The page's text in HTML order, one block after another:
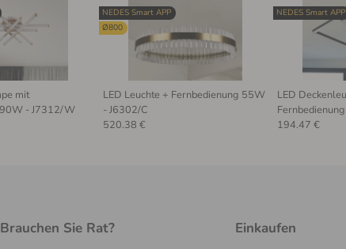
mit
- J7312/W
LED Leuchte + Fernbedienung 55W
- J6302/C
NEDES Smart APP
Ø800
520.38 €
LED
NEDES Smart APP
194.47 €
Brauchen Sie Rat? Einkaufen